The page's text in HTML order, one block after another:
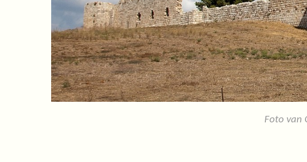
Foto van